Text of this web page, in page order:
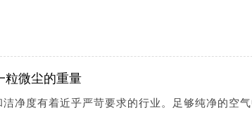
粒微尘的重量
净度有着近乎严苛要求的行业。足够纯净的空